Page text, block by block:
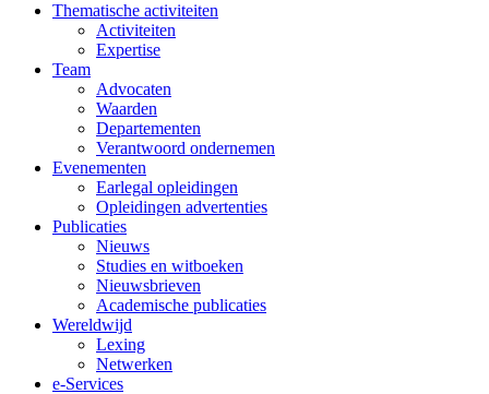
Thematische activiteiten
Activiteiten
Expertise
Team
Advocaten
Waarden
Departementen
Verantwoord ondernemen
Evenementen
Earlegal opleidingen
Opleidingen advertenties
Publicaties
Nieuws
Studies en witboeken
Nieuwsbrieven
Academische publicaties
Wereldwijd
Lexing
Netwerken
e-Services